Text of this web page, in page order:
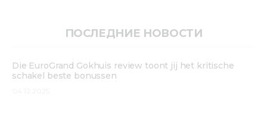
ПОСЛЕДНИЕ НОВОСТИ
Die EuroGrand Gokhuis review toont jij het kritische
schakel beste bonussen